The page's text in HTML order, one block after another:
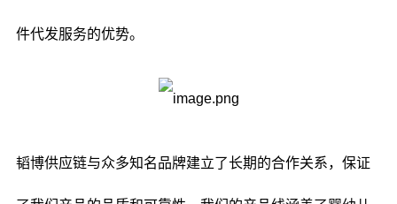
件代发服务的优势。
韬博供应链与众多知名品牌建立了长期的合作关系，保证